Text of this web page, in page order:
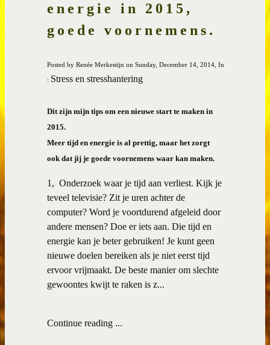
energie in 2015,
goede voornemens.
Posted by Renée Merkestijn on Sunday, December 14, 2014, In
: Stress en stresshantering
Dit zijn mijn tips om een nieuwe start te maken in
2015.
Meer tijd en energie is al prettig, maar het zorgt
ook dat jij je goede voornemens waar kan maken.
1, Onderzoek waar je tijd aan verliest. Kijk je
teveel televisie? Zit je uren achter de
computer? Word je voortdurend afgeleid door
andere mensen? Doe er iets aan. Die tijd en
energie kan je beter gebruiken! Je kunt geen
nieuwe doelen bereiken als je niet eerst tijd
ervoor vrijmaakt. De beste manier om slechte
gewoontes kwijt te raken is z...
Continue reading ...